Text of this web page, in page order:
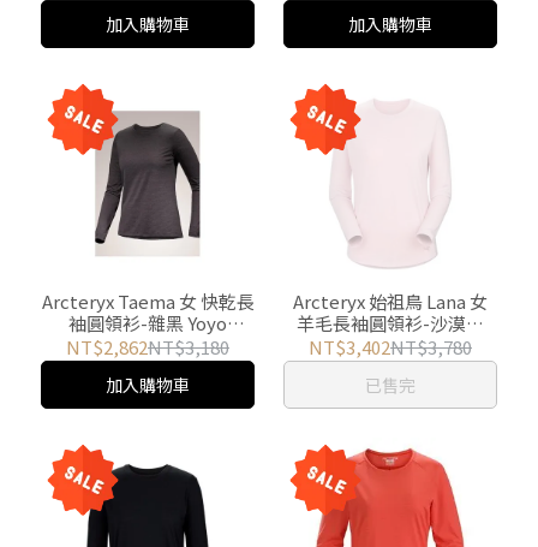
加入購物車 加入購物車
Arcteryx Taema 女 快乾長
袖圓領衫-雜黑 Yoyo
Outdoor
NT$2,862NT$3,180
加入購物車
Arcteryx 始祖鳥 Lana 女
羊毛長袖圓領衫-沙漠粉
28020 游遊戶外 Yoyo
Outdoor
NT$3,402NT$3,780
已售完